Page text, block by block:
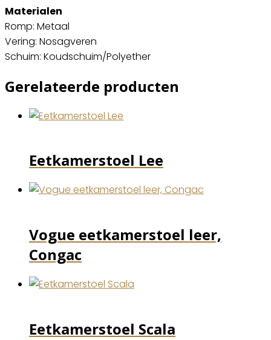
Materialen
Romp: Metaal
Vering: Nosagveren
Schuim: Koudschuim/Polyether
Gerelateerde producten
Eetkamerstoel Lee
Vogue eetkamerstoel leer,
Congac
Eetkamerstoel Scala